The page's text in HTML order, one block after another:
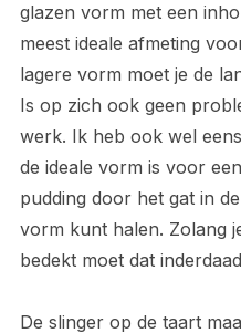
glazen vorm met een
meest ideale afmeting
lagere vorm moet je de
Is op zich ook geen
werk. Ik heb ook wel
de ideale vorm is voor
pudding door het gat in
vorm kunt halen. Zolang
bedekt moet dat
De slinger op de taart